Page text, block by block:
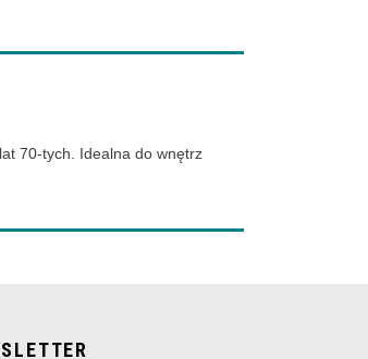
70-tych. Idealna do wnętrz